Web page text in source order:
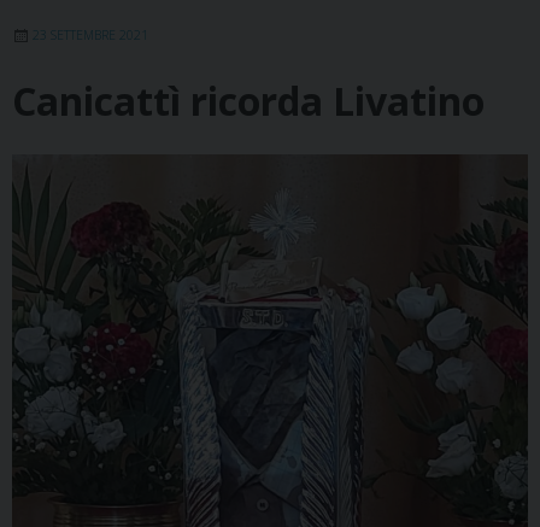
23 SETTEMBRE 2021
Canicattì ricorda Livatino